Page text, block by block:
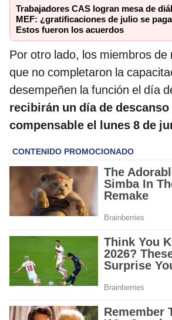
Trabajadores CAS logran mesa de
MEF: ¿gratificaciones de julio se
Estos fueron los acuerdos
Por otro lado, los miembros
que no completaron la
desempeñen la función el día
recibirán un día de
compensable el lunes 8 de